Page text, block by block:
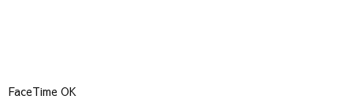
FaceTime OK